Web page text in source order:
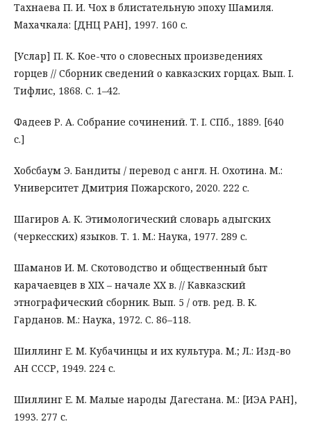
Тахнаева П. И. Чох в блистательную эпоху Шамиля.
Махачкала: [ДНЦ РАН], 1997. 160 с.
[Услар] П. К. Кое-что о словесных произведениях
горцев // Сборник сведений о кавказских горцах. Вып. I.
Тифлис, 1868. С. 1–42.
Фадеев Р. А. Собрание сочинений. Т. I. СПб., 1889. [640
с.]
Хобсбаум Э. Бандиты / перевод с англ. Н. Охотина. М.:
Университет Дмитрия Пожарского, 2020. 222 с.
Шагиров А. К. Этимологический словарь адыгских
(черкесских) языков. Т. 1. М.: Наука, 1977. 289 с.
Шаманов И. М. Скотоводство и общественный быт
карачаевцев в XIX – начале ХХ в. // Кавказский
этнографический сборник. Вып. 5 / отв. ред. В. К.
Гарданов. М.: Наука, 1972. С. 86–118.
Шиллинг Е. М. Кубачинцы и их культура. М.; Л.: Изд-во
АН СССР, 1949. 224 с.
Шиллинг Е. М. Малые народы Дагестана. М.: [ИЭА РАН],
1993. 277 с.